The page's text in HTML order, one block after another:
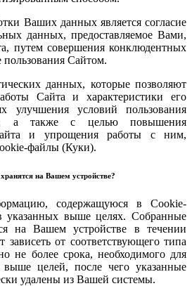
Ваших данных является согласие
данных, предоставляемое Вами,
путем совершения конклюдентных
Сайтом.
данных, которые позволяют
Сайта и характеристики его
улучшения условий пользования
а также с целью повышения
и упрощения работы с ним,
файлы (Куки).
на Вашем устройстве?
содержащуюся в Cookie-
указанных выше целях. Собранные
на Вашем устройстве в течении
от соответствующего типа
не более срока, необходимого для
выше целей, после чего указанные
удалены из Вашей системы.